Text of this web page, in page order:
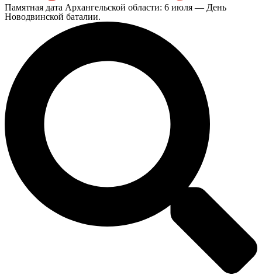
Памятная дата Архангельской области: 6 июля — День
Новодвинской баталии.